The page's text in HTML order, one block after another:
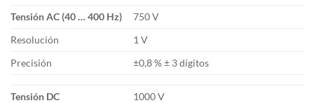
Tensión AC (40 … 400 Hz)
750 V
Resolución
1 V
Precisión
±0,8 % ± 3 dígitos
Tensión DC
1000 V